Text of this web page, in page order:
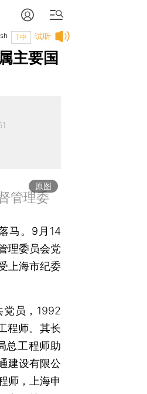
试听
T中
主要国
原图
管理委
马。9月14
理委员会党
上海市纪委
员，1992
程师。其长
总工程师助
建设有限公
师，上海申